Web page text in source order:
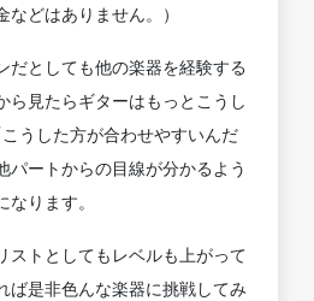
などはありません。）
だとしても他の楽器を経験する
ら見たらギターはもっとこうし
うした方が合わせやすいんだ
パートからの目線が分かるよう
なります。
ストとしてもレベルも上がって
ば是非色んな楽器に挑戦してみ